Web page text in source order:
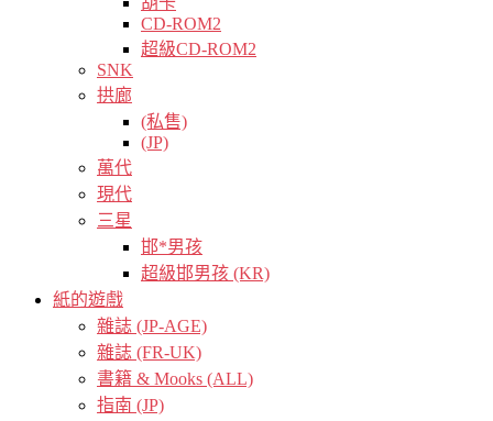
CD-ROM2
超級CD-ROM2
SNK
拱廊
(私售)
(JP)
萬代
現代
三星
邯*男孩
超級邯男孩 (KR)
紙的遊戲
雜誌 (JP-AGE)
雜誌 (FR-UK)
書籍 & Mooks (ALL)
指南 (JP)